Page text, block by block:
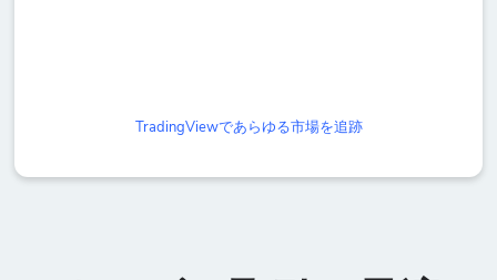
TradingViewであらゆる市場を追跡